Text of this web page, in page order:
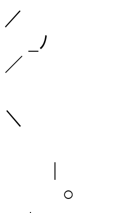
_ﾉ ∠＿
／
/
.
|
○ /